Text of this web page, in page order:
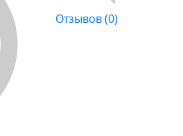
Отзывов (0)